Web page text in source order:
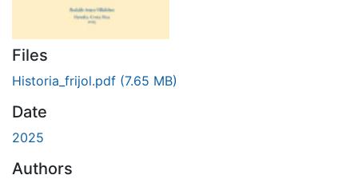
Files
Historia_frijol.pdf (7.65 MB)
Date
2025
Authors